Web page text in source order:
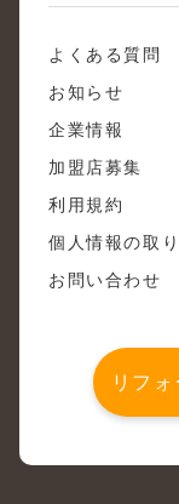
よくある質問
お知らせ
企業情報
加盟店募集
利用規約
個人情報の取
お問い合わせ
リフ